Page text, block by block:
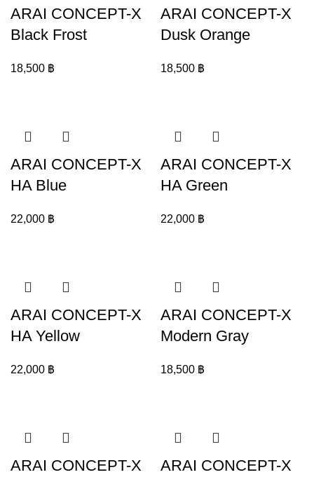
ARAI CONCEPT-X
Black Frost
18,500 ฿
ARAI CONCEPT-X
Dusk Orange
18,500 ฿
ARAI CONCEPT-X
HA Blue
22,000 ฿
ARAI CONCEPT-X
HA Green
22,000 ฿
ARAI CONCEPT-X
HA Yellow
22,000 ฿
ARAI CONCEPT-X
Modern Gray
18,500 ฿
ARAI CONCEPT-X
ARAI CONCEPT-X